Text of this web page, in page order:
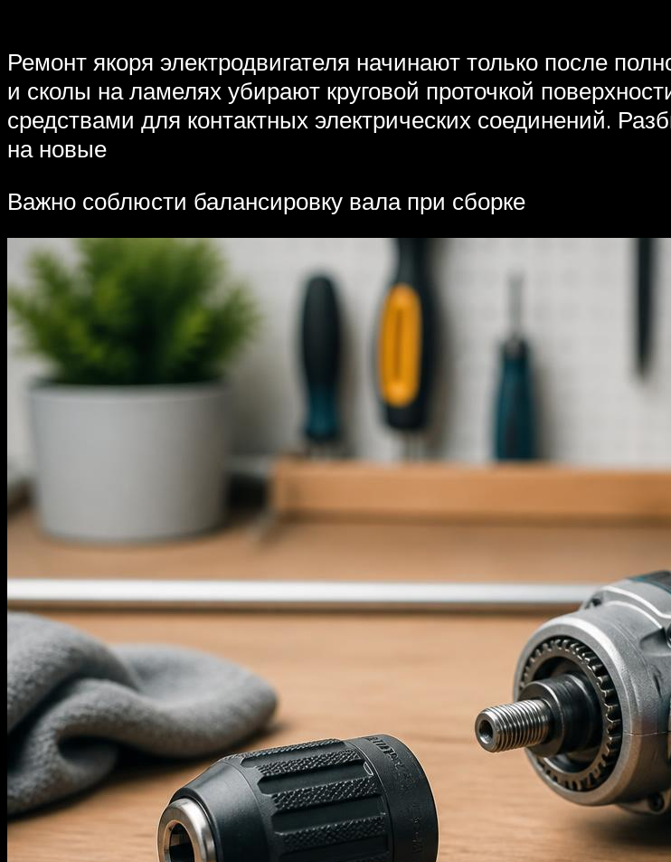
Ремонт якоря электродвигателя начинают только после
и сколы на ламелях убирают круговой проточкой
средствами для контактных электрических соединений.
на новые
Важно соблюсти балансировку вала при сборке